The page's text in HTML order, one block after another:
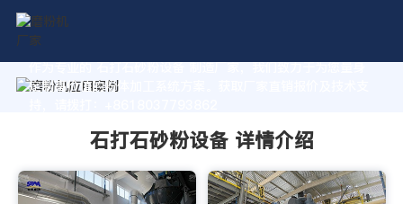
作为专业的 石打石砂粉设备 制造厂家，我们致力于为您量身
定制高价值的粉体加工系统方案。获取厂家直销报价及技术支
石打石砂粉设备 详情介绍